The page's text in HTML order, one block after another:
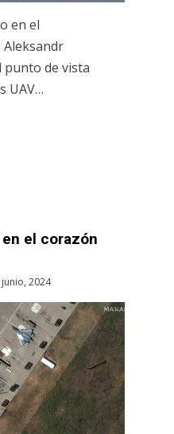
en el
punto de vista
UAV…
el corazón
junio, 2024